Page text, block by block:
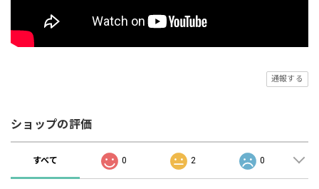
通報する
ショップの評価
すべて 0 2 0